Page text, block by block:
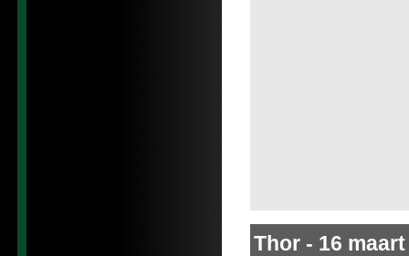
Thor- 16 maart